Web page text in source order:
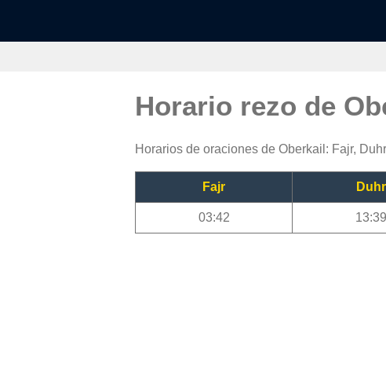
Horario rezo de
Horarios de oraciones de Oberkail: Fajr,
Fajr Duhr
03:42 13:39